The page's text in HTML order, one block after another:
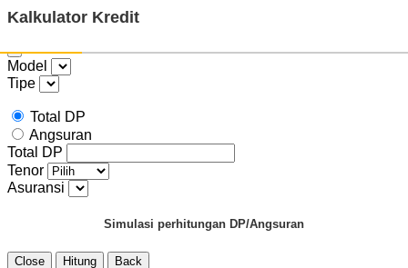
Kalkulator Kredit
Model
Tipe
Total DP
Angsuran
Total DP
Tenor
Asuransi
Simulasi perhitungan DP/Angsuran
Close Hitung Back